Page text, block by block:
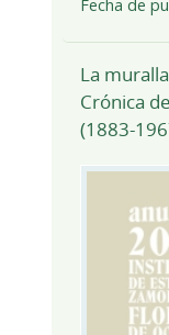
Fecha de
La
Crónica
(1883-